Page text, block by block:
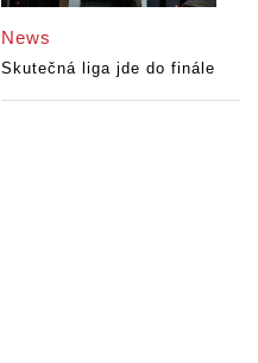
News
Skutečná liga jde do finále